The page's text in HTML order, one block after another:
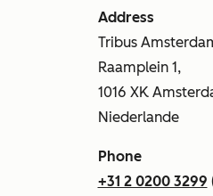
Address
Tribus
Raamplein 1,
1016 XK
Niederlande
Phone
+31 2 0200 3299